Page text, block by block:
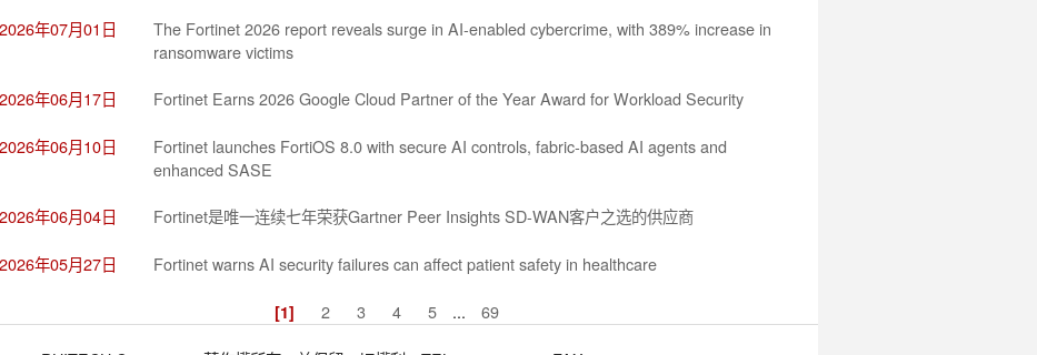
2026年07月01日
The Fortinet 2026 report reveals surge in AI-enabled cybercrime, with 389% increase in
ransomware victims
2026年06月17日 Fortinet Earns 2026 Google Cloud Partner of the Year Award for Workload Security
2026年06月10日
Fortinet launches FortiOS 8.0 with secure AI controls, fabric-based AI agents and
enhanced SASE
2026年06月04日 Fortinet是唯一连续七年荣获Gartner Peer Insights SD-WAN客户之选的供应商
2026年05月27日 Fortinet warns AI security failures can affect patient safety in healthcare
[1] 2 3 4 5 ... 69